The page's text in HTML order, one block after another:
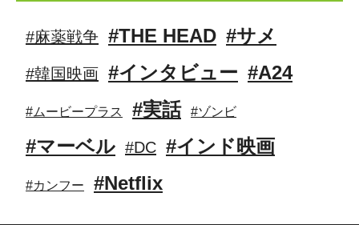
#麻薬戦争 #THE HEAD #サメ
#韓国映画 #インタビュー #A24
#ムービープラス #実話 #ゾンビ
#マーベル #DC #インド映画
#カンフー #Netflix